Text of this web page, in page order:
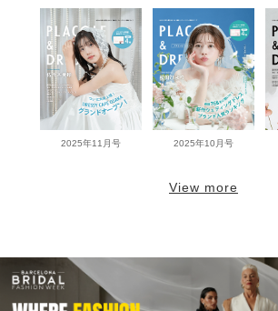
2025年11月号 2025年10月号
View more